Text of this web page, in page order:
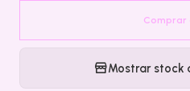
Comprar
Mostrar stock